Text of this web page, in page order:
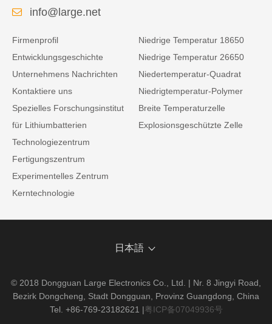
info@large.net
Firmenprofil
Entwicklungsgeschichte
Unternehmens Nachrichten
Kontaktiere uns
Spezielles Forschungsinstitut
für Lithiumbatterien
Technologiezentrum
Fertigungszentrum
Experimentelles Zentrum
Kerntechnologie
Niedrige Temperatur 18650
Niedrige Temperatur 26650
Niedertemperatur-Quadrat
Niedrigtemperatur-Polymer
Breite Temperaturzelle
Explosionsgeschützte Zelle
日本語
© 2018 Dongguan Large Electronics Co., Ltd. | Nr. 8 Jingyi Road,
Bezirk Dongcheng, Stadt Dongguan, Provinz Guangdong, China
Tel. +86-769-23182621 |粤ICP备07049936号